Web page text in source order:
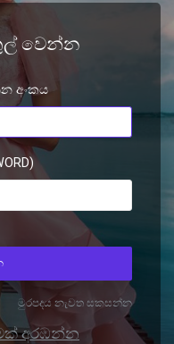
වෙන්න
අංකය
මුරපදය නැවත සකසන්න
අරඹන්න